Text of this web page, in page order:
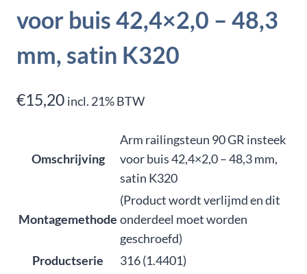
voor buis 42,4×2,0 – 48,3
mm, satin K320
€15,20 incl. 21% BTW
Omschrijving
Arm railingsteun 90 GR insteek
voor buis 42,4×2,0 – 48,3 mm,
satin K320
Montagemethode
(Product wordt verlijmd en dit
onderdeel moet worden
geschroefd)
Productserie
316 (1.4401)